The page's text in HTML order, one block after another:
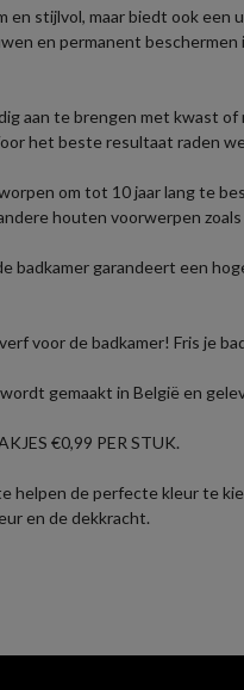
en stijlvol, maar biedt ook
en permanent
aan te brengen met kwast
het beste resultaat raden
om tot 10 jaar lang te
houten voorwerpen
garandeert een
voor de badkamer! Fris je
gemaakt in België en
€0,99 PER STUK.
de perfecte kleur te
en de dekkracht.